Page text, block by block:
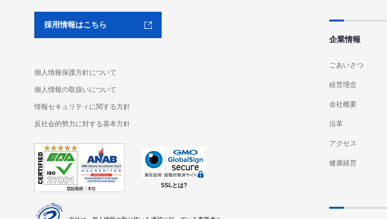
採用情報はこちら
個人情報保護方針について
個人情報の取扱いについて
情報セキュリティに関する方針
反社会的勢力に対する基本方針
SSLとは?
企業情報
ごあいさつ
経営理念
会社概要
沿革
アクセス
健康経営